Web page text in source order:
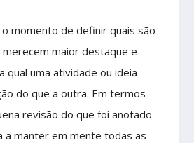
momento de definir quais são
maior destaque e
qual uma atividade ou ideia
do que a outra. Em termos
revisão do que foi anotado
a manter em mente todas as